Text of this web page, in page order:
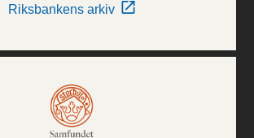
Riksbankens arkiv